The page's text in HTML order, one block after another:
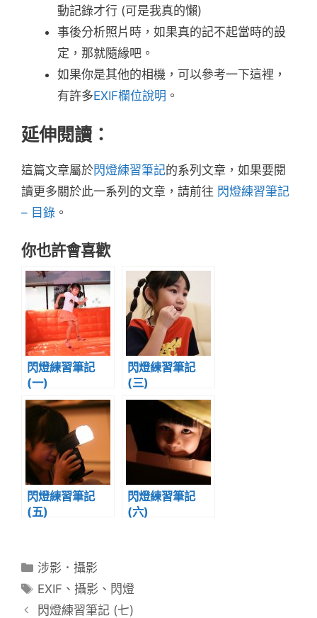
動記錄才行 (可是我真的懶)
事後分析照片時，如果真的記不起當時的設
定，那就隨緣吧。
如果你是其他的相機，可以參考一下這裡，
有許多EXIF欄位說明 。
延伸閱讀：
這篇文章屬於閃燈練習筆記的系列文章，如果要閱
讀更多關於此一系列的文章，請前往 閃燈練習筆記
– 目錄 。
你也許會喜歡
閃燈練習筆記
(一)
閃燈練習筆記
(三)
閃燈練習筆記
(五)
閃燈練習筆記
(六)
分
類
涉影．攝影
標
籤
EXIF 、攝影 、 閃燈
閃燈練習筆記 (七)